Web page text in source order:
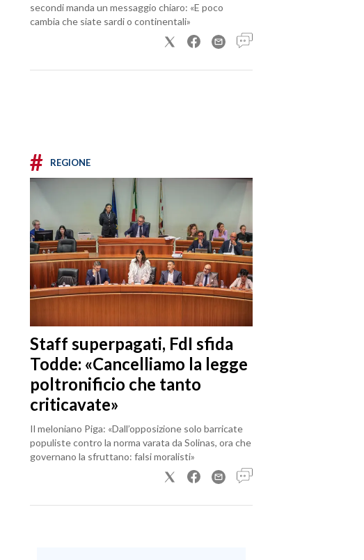
secondi manda un messaggio chiaro: «E poco
cambia che siate sardi o continentali»
# REGIONE
Staff superpagati, FdI sfida
Todde: «Cancelliamo la legge
poltronificio che tanto
criticavate»
Il meloniano Piga: «Dall’opposizione solo barricate
populiste contro la norma varata da Solinas, ora che
governano la sfruttano: falsi moralisti»